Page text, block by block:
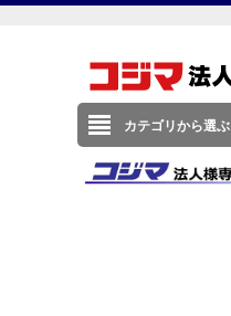
カテゴリから選ぶ